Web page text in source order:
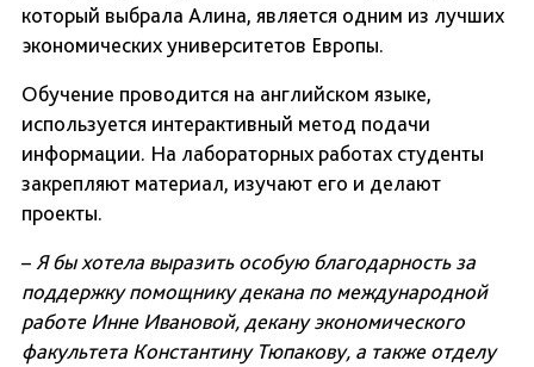
который выбрала Алина, является одним из лучших
экономических университетов Европы.
Обучение проводится на английском языке,
используется интерактивный метод подачи
информации. На лабораторных работах студенты
закрепляют материал, изучают его и делают
проекты.
– Я бы хотела выразить особую благодарность за
поддержку помощнику декана по международной
работе Инне Ивановой, декану экономического
факультета Константину Тюпакову, а также отделу